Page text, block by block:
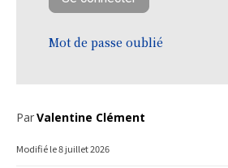
Mot de passe oublié
ParValentine Clément
Modifié le8 juillet 2026